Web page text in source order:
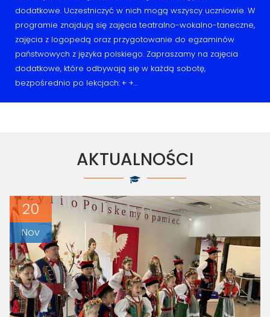
dodatkowe. Uczestniczyć w nich mogą wszyscy uczniowie. W
programie znajdują się zajęcia teatralno-wokalno-taneczne,
zajęcia z logopedą oraz przygotowanie do egzaminów
państwowych z języka polskiego. Zapraszamy na zajęcia
dodatkowe, które odbywają się w każdą sobotę,
bezpośrednio po lekcjach: ￩ ￫…
AKTUALNOŚCI
20
Nov